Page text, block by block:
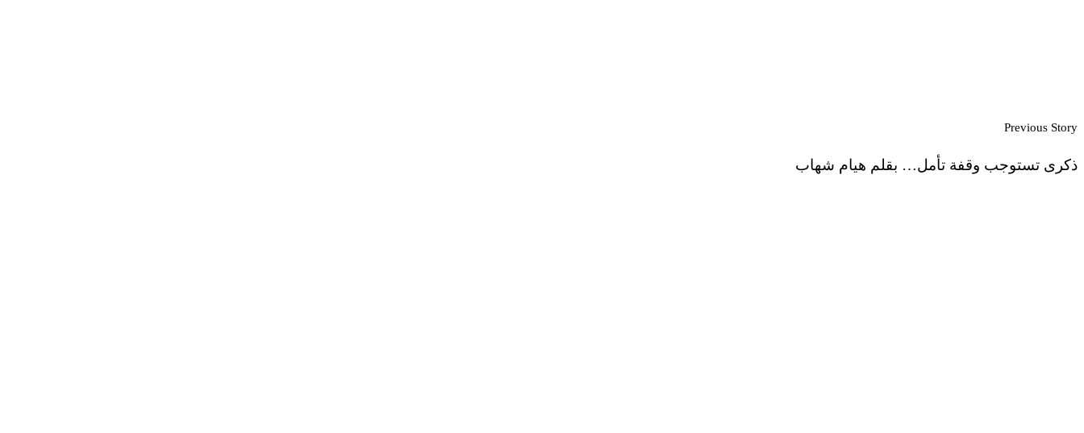
Previous Story
ذكرى تستوجب وقفة تأمل… بقلم هيام شهاب